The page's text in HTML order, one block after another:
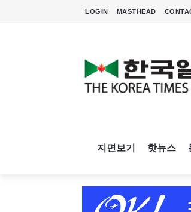
LOGIN MASTHEAD
지면보기 핫뉴스
Previous